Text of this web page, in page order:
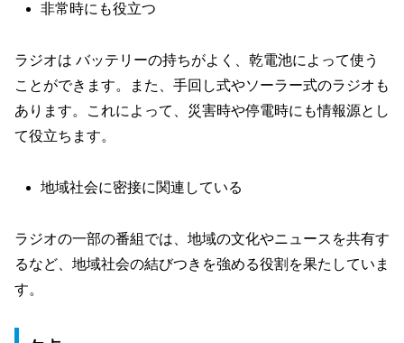
非常時にも役立つ
ラジオは バッテリーの持ちがよく、乾電池によって使う
ことができます。また、手回し式やソーラー式のラジオも
あります。これによって、災害時や停電時にも情報源とし
て役立ちます。
地域社会に密接に関連している
ラジオの一部の番組では、地域の文化やニュースを共有す
るなど、地域社会の結びつきを強める役割を果たしていま
す。